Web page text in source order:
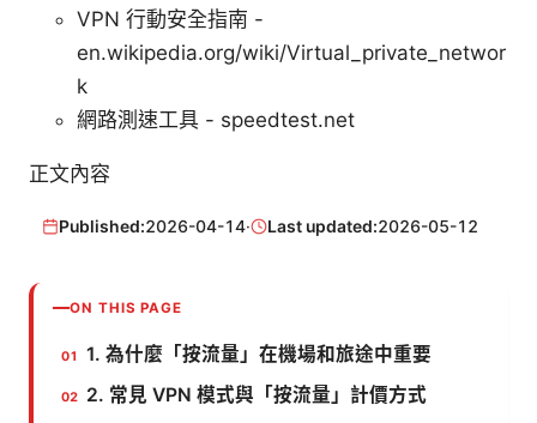
VPN 行動安全指南 -
en.wikipedia.org/wiki/Virtual_private_networ
k
網路測速工具 - speedtest.net
正文內容
Published:2026-04-14· Last updated:2026-05-12
ON THIS PAGE
1. 為什麼「按流量」在機場和旅途中重要
2. 常見 VPN 模式與「按流量」計價方式